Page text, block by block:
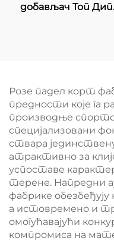
добављач Топ Дип
Корт Кров 006
Розе падел корт
предности које га
производње
специјализовани
ствара
атрактивно за
успоставе
терене. Напредни
фабрике
а истовремено и
омогућавајући
компромиса на